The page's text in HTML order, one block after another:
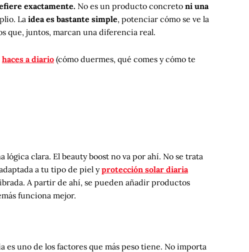
exactamente. No es un producto concreto ni una
La idea es bastante simple, potenciar cómo se ve la
que, juntos, marcan una diferencia real.
haces a diario (cómo duermes, qué comes y cómo te
clara. El beauty boost no va por ahí. No se trata
a tu tipo de piel yprotección solar diaria
A partir de ahí, se pueden añadir productos
funciona mejor.
es uno de los factores que más peso tiene. No importa